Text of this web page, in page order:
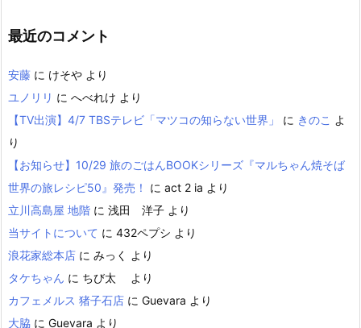
最近のコメント
安藤 に けそや より
ユノリリ に へべれけ より
【TV出演】4/7 TBSテレビ「マツコの知らない世界」
に きのこ よ
り
【お知らせ】10/29 旅のごはんBOOKシリーズ『マルちゃん焼そば
世界の旅レシピ50』発売！
に act 2 ia より
立川高島屋 地階 に 浅田 洋子 より
当サイトについて に 432ペプシ より
浪花家総本店 に みっく
より
タケちゃん に ちび太
より
カフェメルス 猪子石店 に Guevara より
大脇 に Guevara より